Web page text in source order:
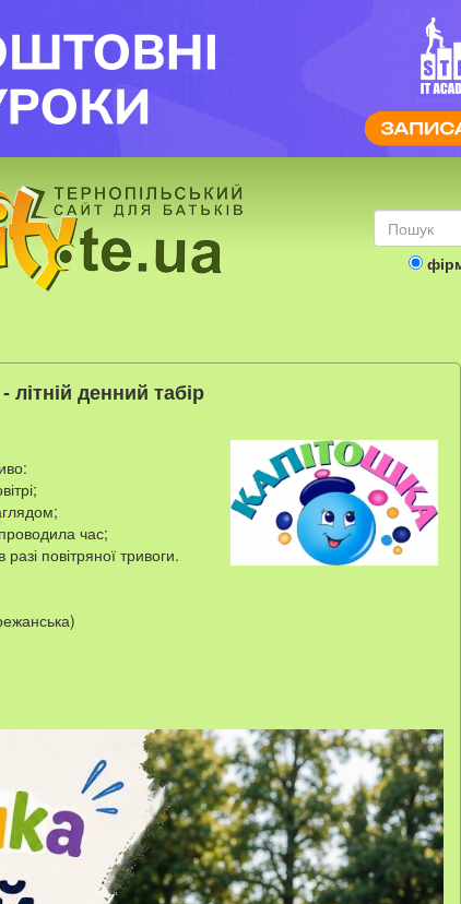
літній денний табір
час;
повітряної тривоги.